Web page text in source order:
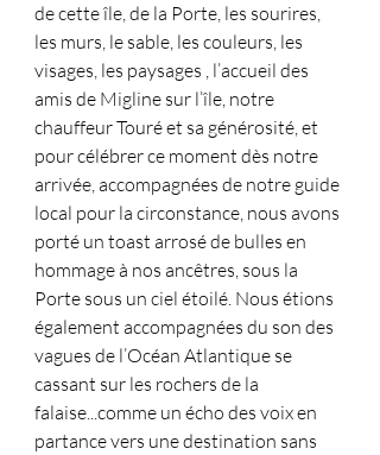
de cette île, de la Porte, les sourires,
les murs, le sable, les couleurs, les
visages, les paysages , l’accueil des
amis de Migline sur l’île, notre
chauffeur Touré et sa générosité, et
pour célébrer ce moment dès notre
arrivée, accompagnées de notre guide
local pour la circonstance, nous avons
porté un toast arrosé de bulles en
hommage à nos ancêtres, sous la
Porte sous un ciel étoilé. Nous étions
également accompagnées du son des
vagues de l’Océan Atlantique se
cassant sur les rochers de la
falaise...comme un écho des voix en
partance vers une destination sans